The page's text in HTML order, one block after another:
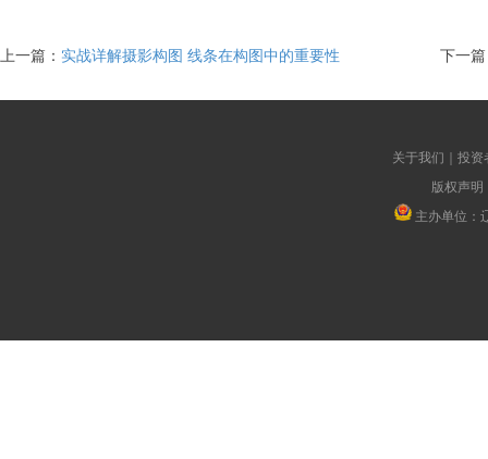
上一篇： 实战详解摄影构图 线条在构图中的重要性 下一
关于我们
投资
版权声
主办单位：